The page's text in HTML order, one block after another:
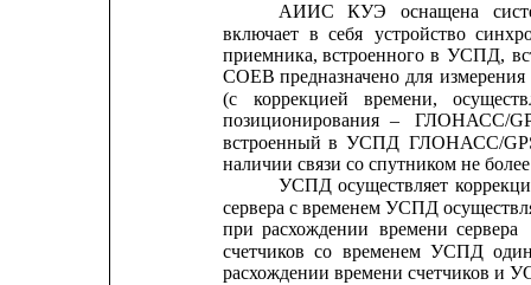
АИИС КУЭ оснащена
включает в себя устройство
приемника, встроенного в УСПД,
СОЕВ предназначено для измерения
(с
коррекцией времени,
позиционирования –
ГЛОНАСС/
встроенный в УСПД ГЛОНАСС/
наличии связи со спутником не
УСПД осуществляет
сервера с временем УСПД
при расхождении времени сервера
счетчиков со временем УСПД
расхождении времени счетчиков и